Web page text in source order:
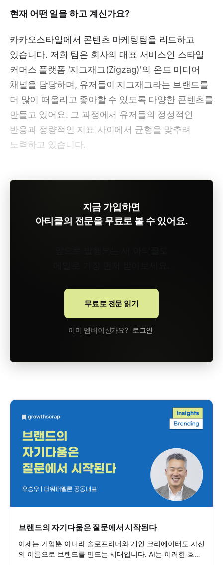
현재 어떤 일을 하고 계신가요?
카카오스타일에서 콘텐츠 마케팅팀을 리드하고
있습니다. 저희 팀은 회사의 대표 서비스인 스타일
커머스 플랫폼 '지그재그(Zigzag)'의 온드 미디어
채널을 담당하며, 유저들이 지그재그라는 브랜드를
더 많이 떠올리고 좋아할 수 있도록 다양한 콘텐츠를
만들고 있어요. 그 과정에서 유저들의 정성적인
반응과 정량적인 지표 사이에서 균형을 맞추려
노력하고 있습니다.
지금 가입하면
아티클의 전문을 무료로 볼 수 있어요.
무료로 전문 읽기
이미 멤버이신가요? 로그인
브랜드의 자기다움은 질문에서 시작된다
이제는 기업뿐 아니라 솔로프리너와 개인 크리에이터도 자신
의 이름으로 브랜드를 만드는 시대입니다. AI는 이러한 흐름